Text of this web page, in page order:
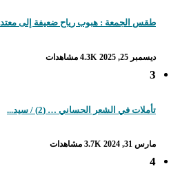
طقس الجمعة : هبوب رياح ضعيفة إلى
ديسمبر 25, 2025 4.3K مشاهدات
3
تأملات في الشعر الحساني … (2) / سيد...
مارس 31, 2024 3.7K مشاهدات
4